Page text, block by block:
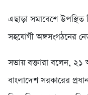
এছাড়া সমাবেশে
সহযোগী অঙ্গসংগঠনের
সভায় বক্তারা বলেন, ২১
বাংলাদেশ সরকারের